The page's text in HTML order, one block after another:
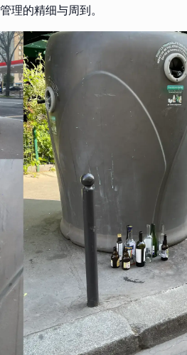
理的精细与周到。